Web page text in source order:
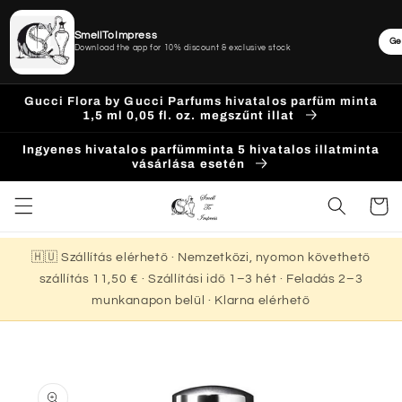
Ugrás a
tartalomhoz
Gucci Flora by Gucci Parfums hivatalos parfüm minta
1,5 ml 0,05 fl. oz. megszűnt illat
Ingyenes hivatalos parfümminta 5 hivatalos illatminta
vásárlása esetén
Kosár
🇭🇺 Szállítás elérhető · Nemzetközi, nyomon követhető
szállítás 11,50 € · Szállítási idő 1–3 hét · Feladás 2–3
munkanapon belül · Klarna elérhető
a
SmellToImpress
Download the app for 10% discount & exclusive stock